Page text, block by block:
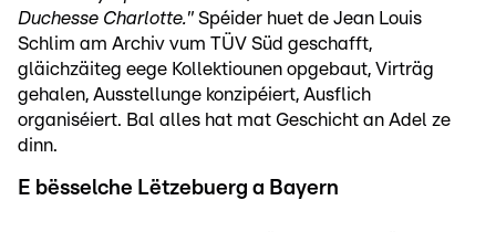
Duchesse Charlotte." Spéider huet de Jean Louis
Schlim am Archiv vum TÜV Süd geschafft,
gläichzäiteg eege Kollektiounen opgebaut, Virträg
gehalen, Ausstellunge konzipéiert, Ausflich
organiséiert. Bal alles hat mat Geschicht an Adel ze
dinn.
E bësselche Lëtzebuerg a Bayern